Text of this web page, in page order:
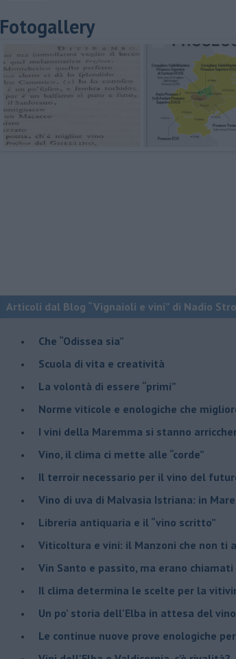
Fotogallery
Articoli dal Blog “Vignaioli e vini” di Nadio
​Che “Odissea sia”
Scuola di vita e creatività
​La volontà di essere “primi”
Norme viticole e enologiche che
​I vini della Maremma si stanno
Vino, il clima ci mette alle “corde”
Il terroir necessario per il vino del
​Vino di uva di Malvasia Istriana: in
​Libreria antiquaria e il “vino scritto”
​Viticoltura e vini: il Manzoni che non ti
​Vin Santo e passito, ma erano
Il clima determina le scelte per la
Un po' storia dell'Elba in attesa del
Le continue nuove prove enologiche